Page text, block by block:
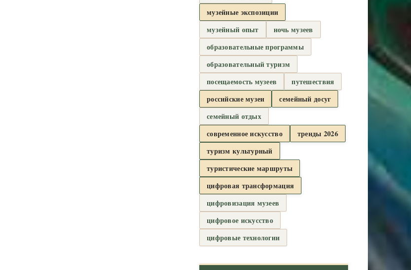
музейные экспозиции
музейный опыт
ночь музеев
образовательные программы
образовательный туризм
посещаемость музеев
путешествия
российские музеи
семейный досуг
семейный отдых
современное искусство
тренды 2026
туризм культурный
туристические маршруты
цифровая трансформация
цифровизация музеев
цифровое искусство
цифровые технологии